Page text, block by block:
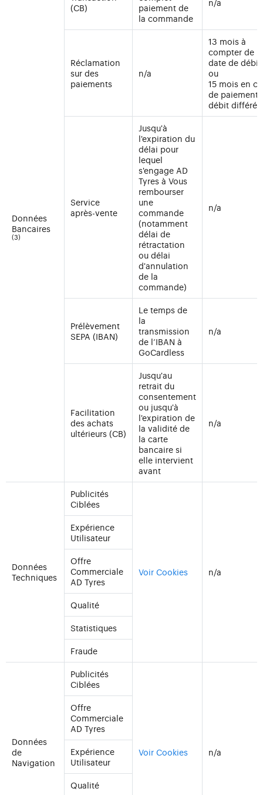
Données
Bancaires
(3)
(CB)
paiement de
la commande
Réclamation
sur des
paiements
n/a
13 mois à
compter de la
date de débit
ou
15 mois en
de paiement
débit différé
Service
après-vente
Jusqu'à
l'expiration du
délai pour
lequel
s'engage AD
Tyres à Vous
rembourser
une
commande
(notamment
délai de
rétractation
ou délai
d'annulation
de la
commande)
n/a
Prélèvement
SEPA (IBAN)
Le temps de
la
transmission
de l’IBAN à
GoCardless
n/a
Facilitation
des achats
ultérieurs (CB)
Jusqu'au
retrait du
consentement
ou jusqu'à
l'expiration de
la validité de
la carte
bancaire si
elle intervient
avant
n/a
Données
Techniques
Publicités
Ciblées
Voir Cookies n/a
Expérience
Utilisateur
Offre
Commerciale
AD Tyres
Qualité
Statistiques
Fraude
Données
de
Navigation
Publicités
Ciblées
Voir Cookies n/a
Offre
Commerciale
AD Tyres
Expérience
Utilisateur
Qualité